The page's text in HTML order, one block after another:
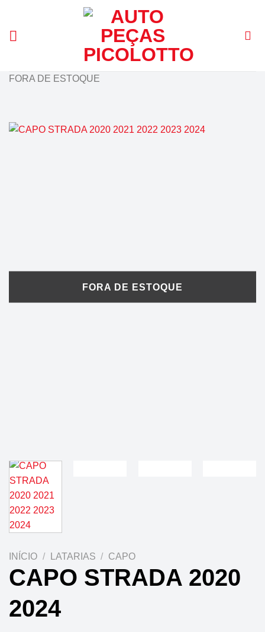
FORA DE ESTOQUE
INÍCIO / LATARIAS / CAPO
CAPO STRADA 2020
2024